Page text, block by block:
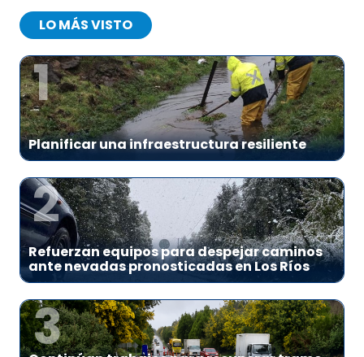
LO MÁS VISTO
1
Planificar una infraestructura resiliente
2
Refuerzan equipos para despejar caminos
ante nevadas pronosticadas en Los Ríos
3